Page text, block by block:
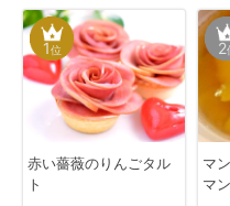
1位
赤い薔薇のりんごタル
ト
2
マ
マ